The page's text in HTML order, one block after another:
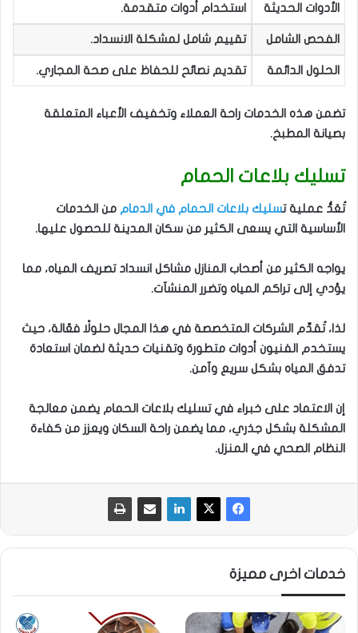
الأدوات الحديثة استخدام أدوات متقدمة.
الفحص الشامل تقييم شامل لمشكلة الانسداد.
الحلول الدائمة تقديم نصائح للحفاظ على صحة المجاري.
تضمن هذه الخدمات راحة العملاء وتخفيف الأعباء المتعلقة
بصيانة المطبخ.
تسليك بلاعات الحمام
تُعَدُّ عملية تسليك بلاعات الحمام في الدمام من الخدمات
الأساسية التي يسعى الكثير من سكان المدينة للحصول عليها.
يواجه الكثير من أصحاب المنازل مشاكل انسداد تصريف المياه، مما
يؤدي إلى تراكم المياه وتضرر المنشآت.
لذا، تُقدِّم الشركات المتخصصة في هذا المجال حلولًا فعّالة، حيث
يستخدم الفنيون أدوات متطورة وتقنيات حديثة لضمان استعادة
تدفق المياه بشكل سريع وآمن.
إن الاعتماد على خبراء في تسليك بلاعات الحمام يضمن معالجة
المشكلة بشكل جذري، مما يضمن راحة السكان ويعزز من كفاءة
النظام الصحي في المنزل.
خدمات اخرى مميزة